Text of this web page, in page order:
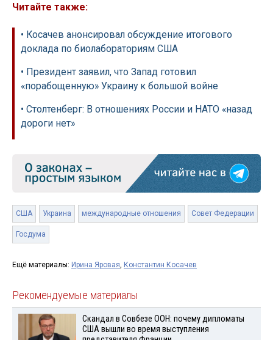
Читайте также:
• Косачев анонсировал обсуждение итогового
доклада по биолабораториям США
• Президент заявил, что Запад готовил
«порабощенную» Украину к большой войне
• Столтенберг: В отношениях России и НАТО «назад
дороги нет»
США Украина международные отношения Совет Федерации
Госдума
Ещё материалы: Ирина Яровая Константин Косачев
Рекомендуемые материалы
Скандал в Совбезе ООН: почему дипломаты
США вышли во время выступления